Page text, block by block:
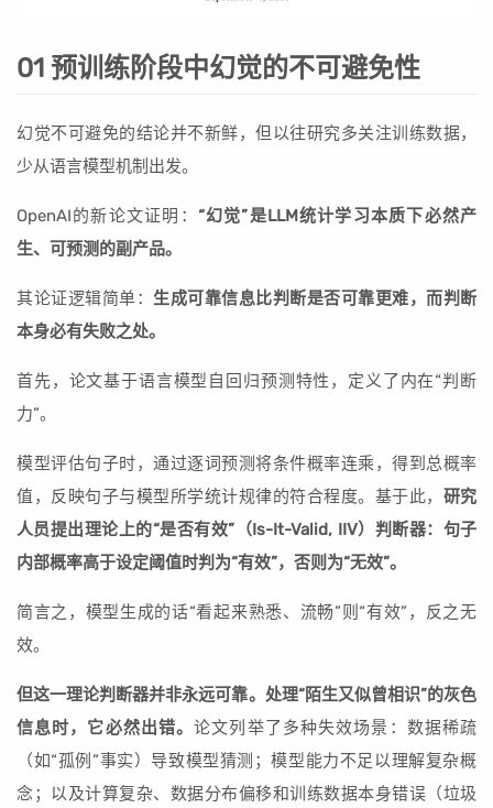
01 预训练阶段中幻觉的不可避免性
幻觉不可避免的结论并不新鲜，但以往研究多关注训练数据，
少从语言模型机制出发。
OpenAI的新论文证明： “幻觉”是LLM统计学习本质下必然产
生、可预测的副产品。
其论证逻辑简单： 生成可靠信息比判断是否可靠更难，而判断
本身必有失败之处。
首先，论文基于语言模型自回归预测特性，定义了内在“判断
力”。
模型评估句子时，通过逐词预测将条件概率连乘，得到总概率
值，反映句子与模型所学统计规律的符合程度。基于此， 研究
人员提出理论上的“是否有效”（Is-It-Valid, IIV）判断器：句子
内部概率高于设定阈值时判为“有效”，否则为“无效”。
简言之，模型生成的话“看起来熟悉、流畅”则“有效”，反之无
效。
但这一理论判断器并非永远可靠。处理“陌生又似曾相识”的灰色
信息时，它必然出错。论文列举了多种失效场景：数据稀疏
（如“孤例”事实）导致模型猜测；模型能力不足以理解复杂概
念；以及计算复杂、数据分布偏移和训练数据本身错误（垃圾